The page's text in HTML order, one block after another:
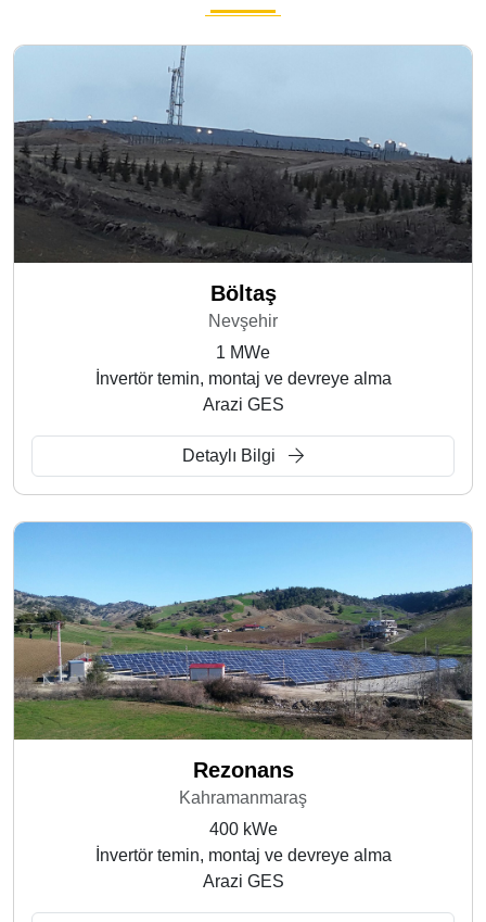
Böltaş
Nevşehir
1 MWe
İnvertör temin, montaj ve devreye alma
Arazi GES
Detaylı Bilgi
Rezonans
Kahramanmaraş
400 kWe
İnvertör temin, montaj ve devreye alma
Arazi GES